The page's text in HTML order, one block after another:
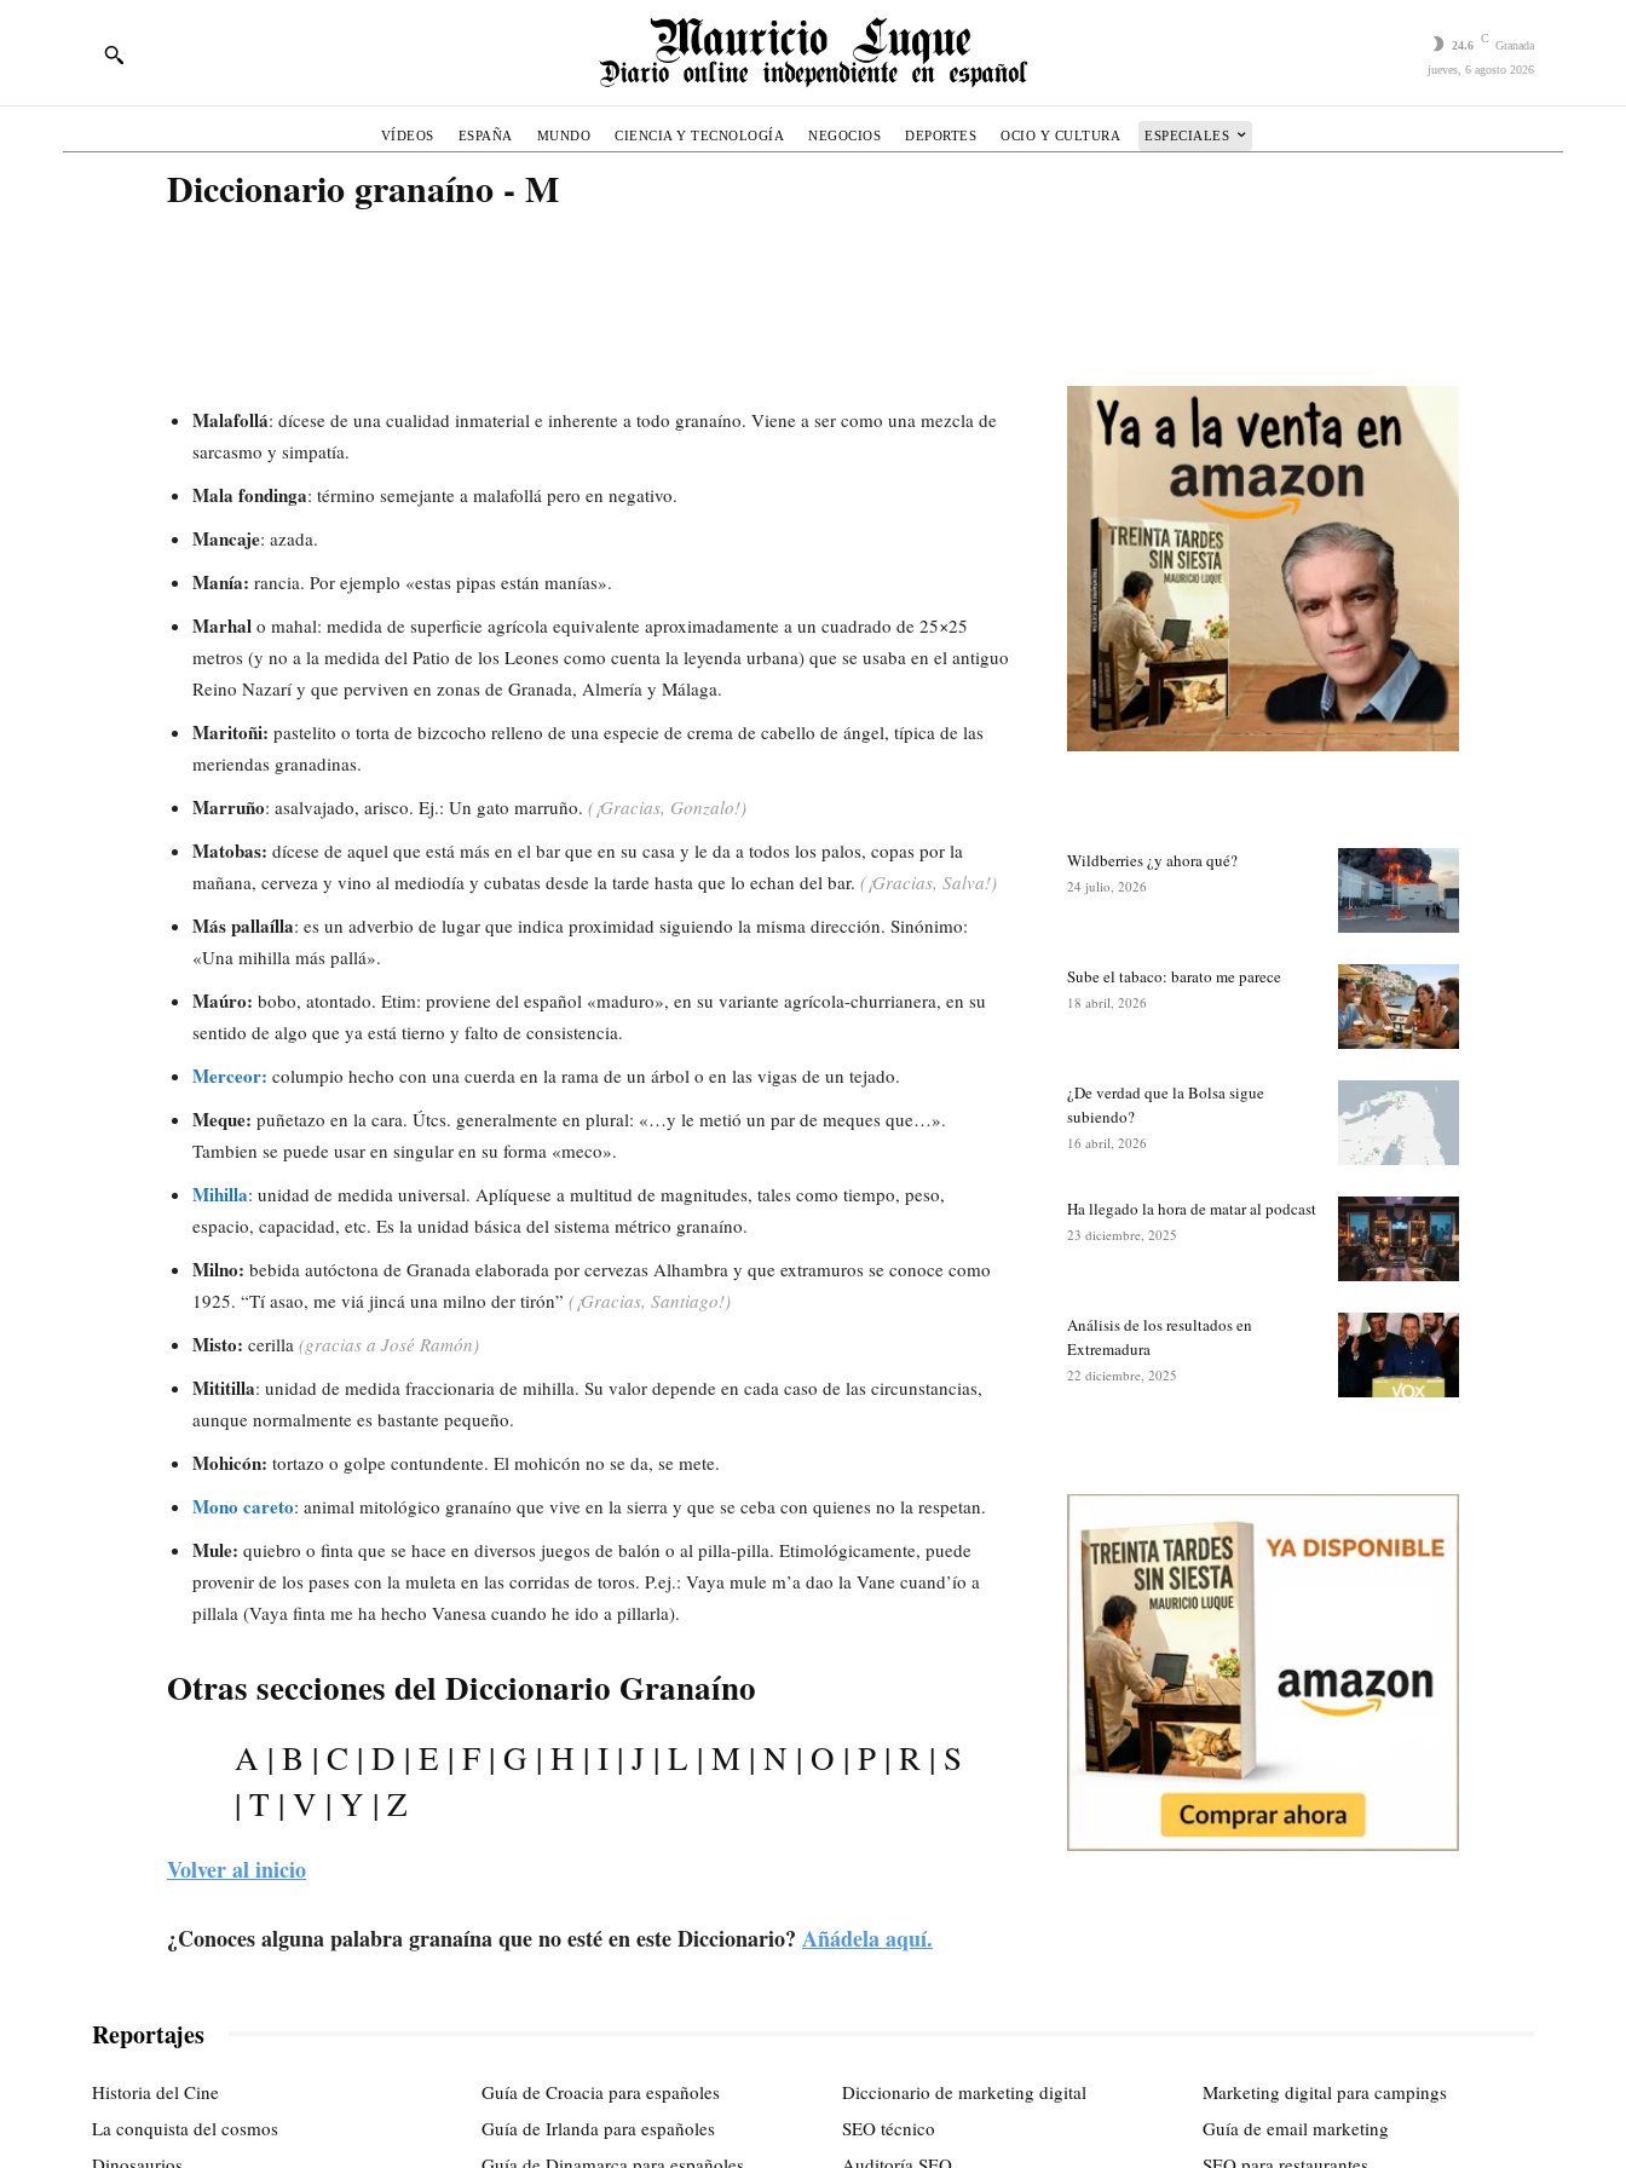
24.6
C
Granada
jueves, 6 agosto 2026
VÍDEOS ESPAÑA MUNDO CIENCIA Y TECNOLOGÍA NEGOCIOS DEPORTES OCIO Y CULTURA ESPECIALES
Diccionario granaíno - M
Malafollá: dícese de una cualidad inmaterial e inherente a todo granaíno. Viene a ser como una mezcla de
sarcasmo y simpatía.
Mala fondinga: término semejante a malafollá pero en negativo.
Mancaje: azada.
Manía: rancia. Por ejemplo «estas pipas están manías».
Marhal o mahal: medida de superficie agrícola equivalente aproximadamente a un cuadrado de 25×25
metros (y no a la medida del Patio de los Leones como cuenta la leyenda urbana) que se usaba en el antiguo
Reino Nazarí y que perviven en zonas de Granada, Almería y Málaga.
Maritoñi: pastelito o torta de bizcocho relleno de una especie de crema de cabello de ángel, típica de las
meriendas granadinas.
Marruño: asalvajado, arisco. Ej.: Un gato marruño. (¡Gracias, Gonzalo!)
Matobas: dícese de aquel que está más en el bar que en su casa y le da a todos los palos, copas por la
mañana, cerveza y vino al mediodía y cubatas desde la tarde hasta que lo echan del bar. (¡Gracias, Salva!)
Más pallaílla: es un adverbio de lugar que indica proximidad siguiendo la misma dirección. Sinónimo:
«Una mihilla más pallá».
Maúro: bobo, atontado. Etim: proviene del español «maduro», en su variante agrícola-churrianera, en su
sentido de algo que ya está tierno y falto de consistencia.
Merceor: columpio hecho con una cuerda en la rama de un árbol o en las vigas de un tejado.
Meque: puñetazo en la cara. Útcs. generalmente en plural: «…y le metió un par de meques que…».
Tambien se puede usar en singular en su forma «meco».
Mihilla: unidad de medida universal. Aplíquese a multitud de magnitudes, tales como tiempo, peso,
espacio, capacidad, etc. Es la unidad básica del sistema métrico granaíno.
Milno: bebida autóctona de Granada elaborada por cervezas Alhambra y que extramuros se conoce como
1925. “Tí asao, me viá jincá una milno der tirón” (¡Gracias, Santiago!)
Misto: cerilla (gracias a José Ramón)
Mititilla: unidad de medida fraccionaria de mihilla. Su valor depende en cada caso de las circunstancias,
aunque normalmente es bastante pequeño.
Mohicón: tortazo o golpe contundente. El mohicón no se da, se mete.
Mono careto: animal mitológico granaíno que vive en la sierra y que se ceba con quienes no la respetan.
Mule: quiebro o finta que se hace en diversos juegos de balón o al pilla-pilla. Etimológicamente, puede
provenir de los pases con la muleta en las corridas de toros. P.ej.: Vaya mule m’a dao la Vane cuand’ío a
pillala (Vaya finta me ha hecho Vanesa cuando he ido a pillarla).
Otras secciones del Diccionario Granaíno
A | B | C | D | E | F| G | H | I| J | L | M| N | O | P| R| S
| T | V | Y | Z
Volver al inicio
¿Conoces alguna palabra granaína que no esté en este Diccionario? Añádela aquí.
Wildberries ¿y ahora qué?
24 julio, 2026
Sube el tabaco: barato me parece
18 abril, 2026
¿De verdad que la Bolsa sigue
subiendo?
16 abril, 2026
Ha llegado la hora de matar al podcast
23 diciembre, 2025
Análisis de los resultados en
Extremadura
22 diciembre, 2025
Reportajes
Historia del Cine
La conquista del cosmos
Guía de Croacia para españoles
Guía de Irlanda para españoles
Diccionario de marketing digital
SEO técnico
Marketing digital para campings
Guía de email marketing